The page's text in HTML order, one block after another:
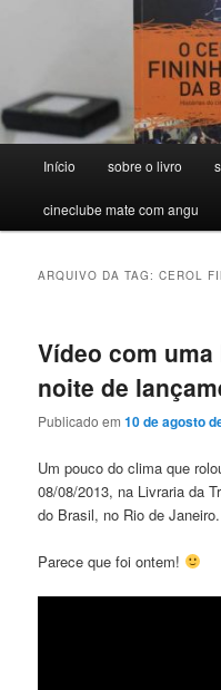
principal
secundárioO Cerol
Histórias do
Angu
principal
Início sobre o livro
cineclube mate com angu
ARQUIVO DA TAG:CEROL
Vídeo com
noite de
Publicado em10 de agosto
Um pouco do clima que
08/08/2013, na Livraria da
do Brasil, no Rio de Janeiro.
Parece que foi ontem!